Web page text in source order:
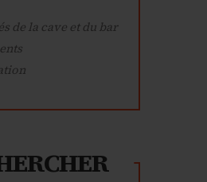
de la cave et du bar